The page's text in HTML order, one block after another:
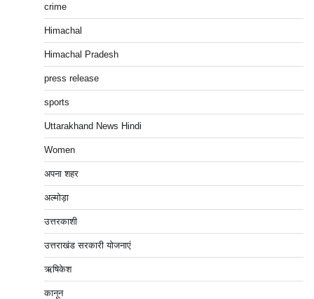
crime
Himachal
Himachal Pradesh
press release
sports
Uttarakhand News Hindi
Women
अपना शहर
अल्मोड़ा
उत्तरकाशी
उत्तराखंड सरकारी योजनाएं
ऋषिकेश
कानून